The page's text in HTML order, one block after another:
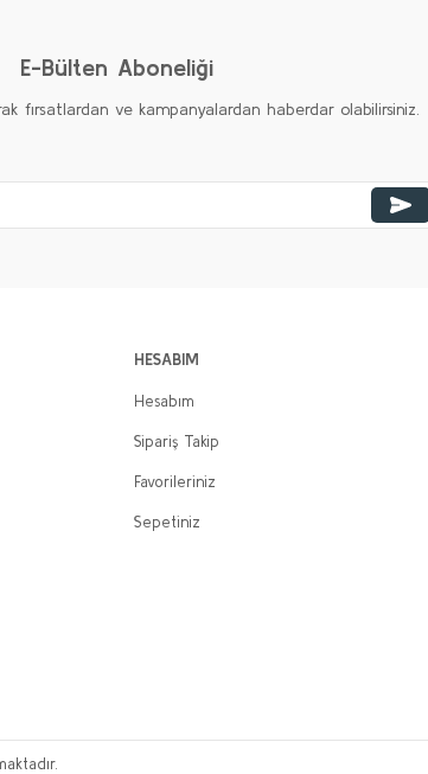
E-Bülten Aboneliği
fırsatlardan ve kampanyalardan haberdar olabilirsiniz.
HESABIM
Hesabım
Sipariş Takip
Favorileriniz
Sepetiniz